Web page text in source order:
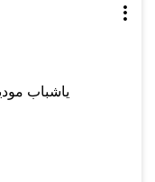
ياشباب